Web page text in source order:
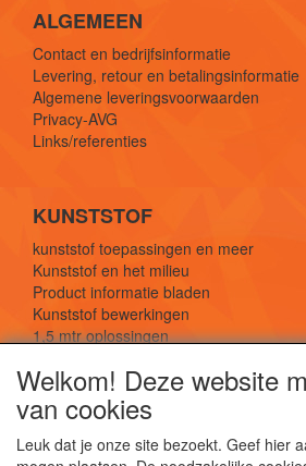
ALGEMEEN
Contact en bedrijfsinformatie
Levering, retour en betalingsinformatie
Algemene leveringsvoorwaarden
Privacy-AVG
Links/referenties
KUNSTSTOF
kunststof toepassingen en meer
Kunststof en het milieu
Product informatie bladen
Kunststof bewerkingen
1,5 mtr oplossingen
SOCIALE MEDIA
Welkom! Deze website
van cookies
Leuk dat je onze site bezoekt. Geef hier